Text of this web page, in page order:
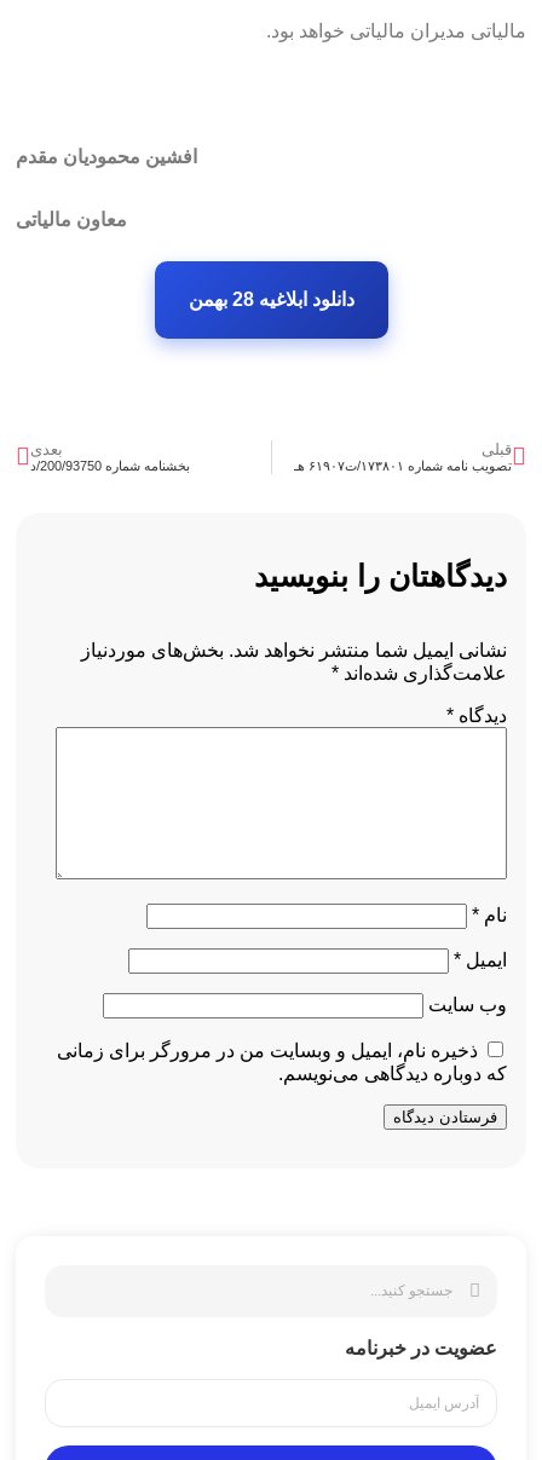
مالیاتی مدیران مالیاتی خواهد بود.
افشین محمودیان مقدم
معاون مالیاتی
دانلود ابلاغیه 28 بهمن
قبلی
تصویب نامه شماره ۱۷۳۸۰۱/ت۶۱۹۰۷ هـ
بعدی
بخشنامه شماره 200/93750/د
دیدگاهتان را بنویسید
نشانی ایمیل شما منتشر نخواهد شد. بخش‌های موردنیاز
علامت‌گذاری شده‌اند *
دیدگاه *
نام *
ایمیل *
وب‌ سایت
ذخیره نام، ایمیل و وبسایت من در مرورگر برای زمانی
که دوباره دیدگاهی می‌نویسم.
عضویت در خبرنامه